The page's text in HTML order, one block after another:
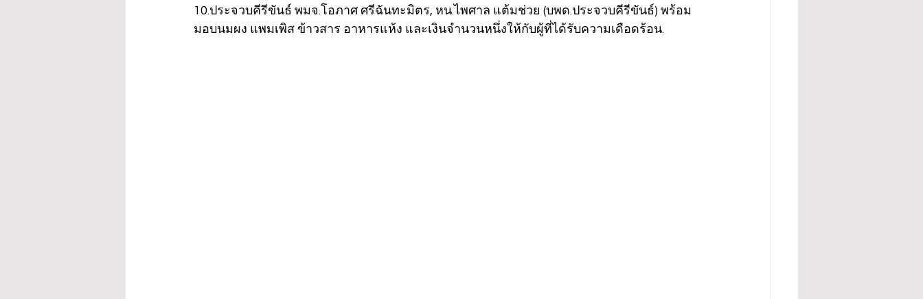
10.ประจวบคีรีขันธ์ พมจ.โอภาศ ศรีฉันทะมิตร, หน.ไพศาล แต้มช่วย (บพด.ประจวบคีรีขันธ์) พร้อม
มอบนมผง แพมเพิส ข้าวสาร อาหารแห้ง และเงินจำนวนหนึ่งให้กับผู้ที่ได้รับความเดือดร้อน.